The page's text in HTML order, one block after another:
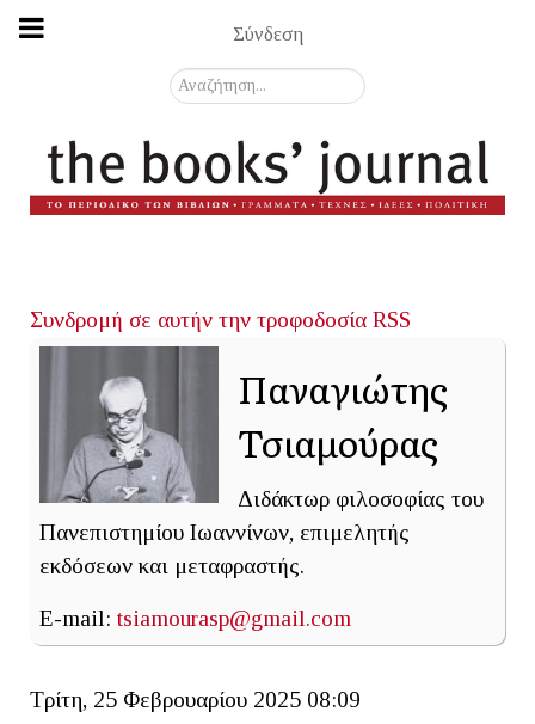
Σύνδεση
Αναζήτηση...
Συνδρομή σε αυτήν την τροφοδοσία RSS
Παναγιώτης
Τσιαμούρας
Διδάκτωρ φιλοσοφίας του
Πανεπιστημίου Ιωαννίνων, επιμελητής
εκδόσεων και μεταφραστής.
E-mail: tsiamourasp@gmail.com
Τρίτη, 25 Φεβρουαρίου 2025 08:09